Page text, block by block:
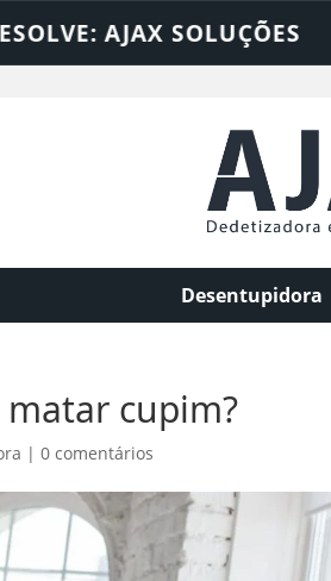
SOLUÇÕES
Desentupidora
cupim?
|0 comentários